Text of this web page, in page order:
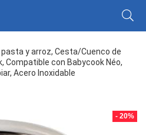
pasta y arroz, Cesta/Cuenco de
Compatible con Babycook Néo,
Acero Inoxidable
- 20%